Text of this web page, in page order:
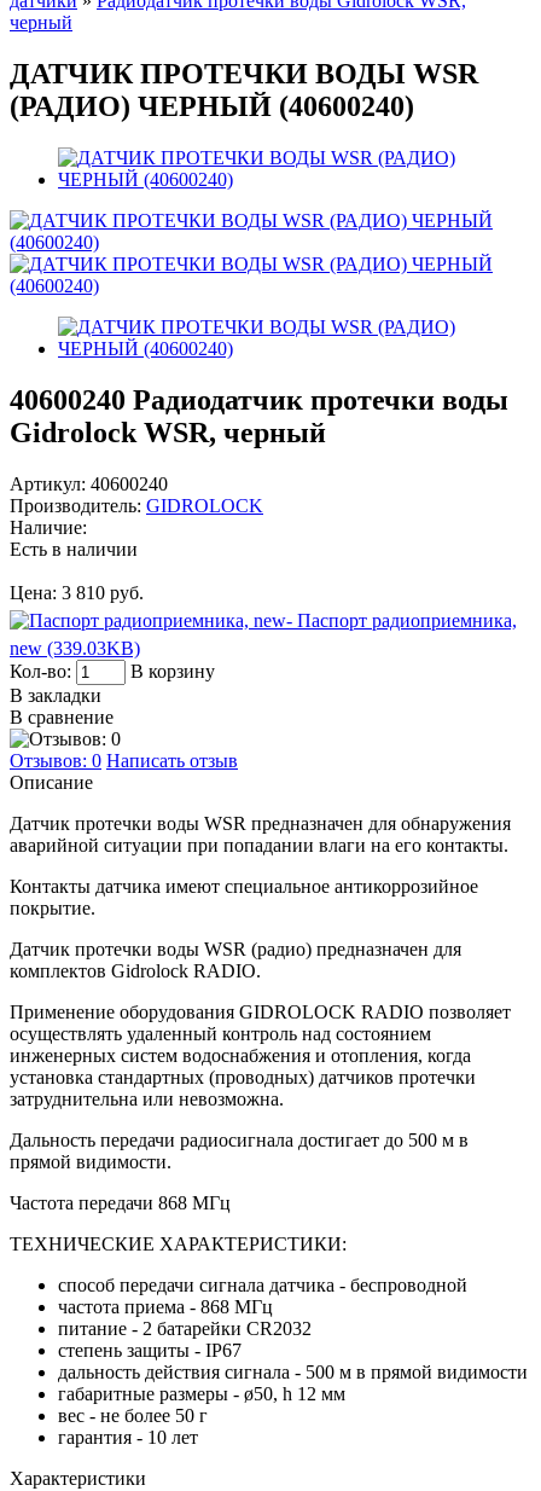
черный
ДАТЧИК ПРОТЕЧКИ ВОДЫ WSR
(РАДИО) ЧЕРНЫЙ (40600240)
40600240 Радиодатчик протечки воды
Gidrolock WSR, черный
Артикул: 40600240
Производитель: GIDROLOCK
Наличие:
Есть в наличии
Цена: 3 810 руб.
- Паспорт радиоприемника,
new (339.03KB)
Кол-во:
В корзину
В закладки
В сравнение
Отзывов: 0 Написать отзыв
Описание
Датчик протечки воды WSR предназначен для обнаружения
аварийной ситуации при попадании влаги на его контакты.
Контакты датчика имеют специальное антикоррозийное
покрытие.
Датчик протечки воды WSR (радио) предназначен для
комплектов Gidrolock RADIO.
Применение оборудования GIDROLOCK RADIO позволяет
осуществлять удаленный контроль над состоянием
инженерных систем водоснабжения и отопления, когда
установка стандартных (проводных) датчиков протечки
затруднительна или невозможна.
Дальность передачи радиосигнала достигает до 500 м в
прямой видимости.
Частота передачи 868 MГц
ТЕХНИЧЕСКИЕ ХАРАКТЕРИСТИКИ:
способ передачи сигнала датчика - беспроводной
частота приема - 868 МГц
питание - 2 батарейки CR2032
степень защиты - IP67
дальность действия сигнала - 500 м в прямой видимости
габаритные размеры - ø50, h 12 мм
вес - не более 50 г
гарантия - 10 лет
Характеристики